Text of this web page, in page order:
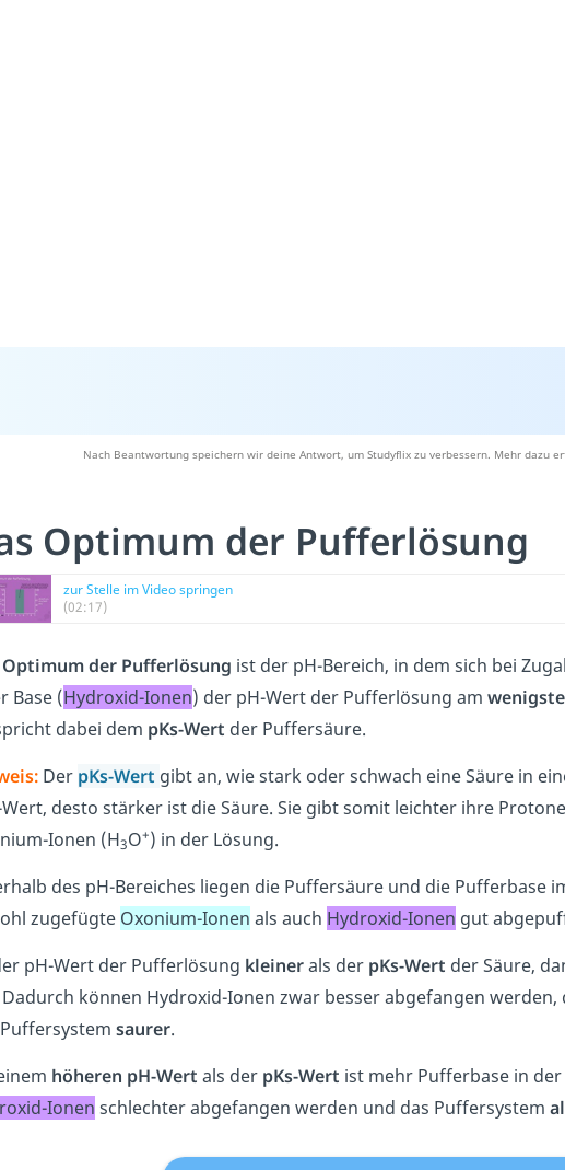
Nach Beantwortung speichern wir deine Antwort, um Studyflix zu verbessern. Mehr dazu
Optimum der Pufferlösung
zur Stelle im Video springen
(02:17)
Optimum der Pufferlösung ist der pH-Bereich, in dem sich bei
Base (Hydroxid-Ionen) der pH-Wert der Pufferlösung am
dabei dem pKs-Wert der Puffersäure.
Der pKs-Wert gibt an, wie stark oder schwach eine Säure in
Wert, desto stärker ist die Säure. Sie gibt somit leichter ihre
Ionen (H3O+) in der Lösung.
des pH-Bereiches liegen die Puffersäure und die Pufferbase
zugefügte Oxonium-Ionen als auch Hydroxid-Ionen gut
pH-Wert der Pufferlösung kleinerals der pKs-Wert der Säure,
Dadurch können Hydroxid-Ionen zwar besser abgefangen werden,
saurer.
höheren pH-Wert als der pKs-Wert ist mehr Pufferbase in
Ionen schlechter abgefangen werden und das Puffersystem